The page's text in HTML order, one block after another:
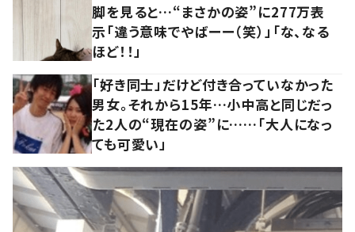
脚を見ると…“まさかの姿”に277万表
示「違う意味でやばーー（笑）」「な、なる
ほど！！」
「好き同士」だけど付き合っていなかった
男女。それから15年…小中高と同じだっ
た2人の“現在の姿”に……「大人になっ
ても可愛い」